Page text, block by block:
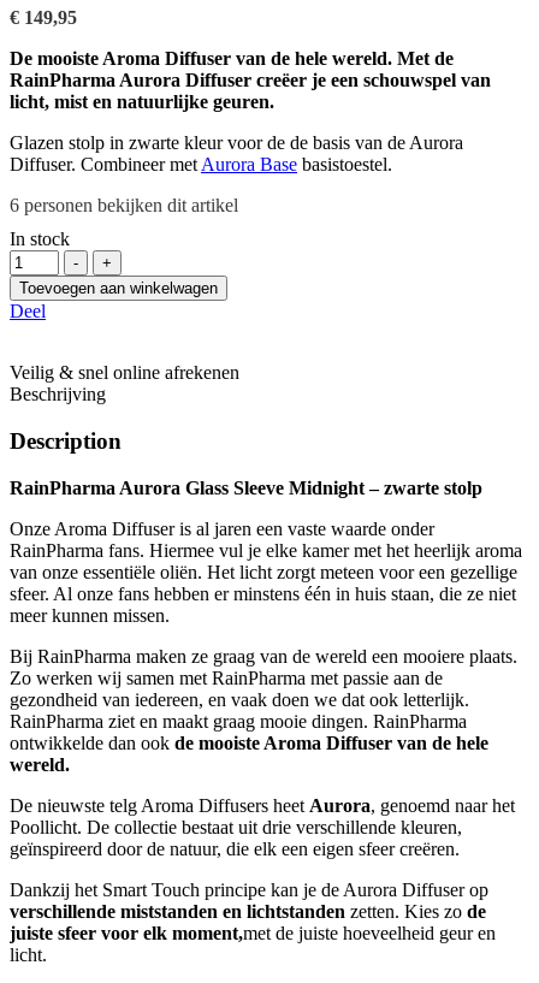
€ 149,95
De mooiste Aroma Diffuser van de hele wereld. ​​​​​​​​Met de
RainPharma Aurora Diffuser creëer je een schouwspel van
licht, mist en natuurlijke geuren.
Glazen stolp in zwarte kleur voor de de basis van de Aurora
Diffuser. Combineer metAurora Base basistoestel.
6 personen bekijken dit artikel
In stock
Hoeveelheid
-
+
Toevoegen aan winkelwagen
Deel
Veilig & snel online afrekenen
Beschrijving
Description
RainPharma Aurora Glass Sleeve Midnight – zwarte stolp
Onze Aroma Diffuser is al jaren een vaste waarde onder
RainPharma fans. Hiermee vul je elke kamer met het heerlijk aroma
van onze essentiële oliën. Het licht zorgt meteen voor een gezellige
sfeer. Al onze fans hebben er minstens één in huis staan, die ze niet
meer kunnen missen. ​​​​​​​​
Bij RainPharma maken ze graag van de wereld een mooiere plaats.
Zo werken wij samen met RainPharma met passie aan de
gezondheid van iedereen, en vaak doen we dat ook letterlijk.
RainPharma ziet en maakt graag mooie dingen. RainPharma
ontwikkelde dan ook de mooiste Aroma Diffuser van de hele
wereld. ​​​​​​​​
De nieuwste telg Aroma Diffusers heet Aurora, genoemd naar het
Poollicht. De collectie bestaat uit drie verschillende kleuren,
geïnspireerd door de natuur, die elk een eigen sfeer creëren. ​​​​​​​​
​​​​​​​Dankzij het Smart Touch principe kan je de Aurora Diffuser op
verschillende miststanden en lichtstanden zetten. Kies zo de
juiste sfeer voor elk moment,met de juiste hoeveelheid geur en
licht.​​​​​​​​